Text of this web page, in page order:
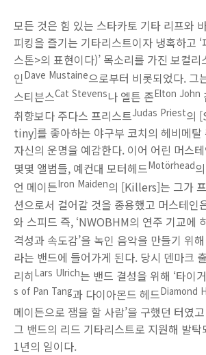
모든 것은 힘 있는 스타카토 기타 리프와
피킹을 즐기는 기타리스트이자 냉혹하고
스톤>의 표현이다)’ 목소리를 가진 보컬
인Dave Mustaine으로부터 비롯되었다. 그
스티븐스Cat Stevens나 엘튼 존Elton John
취향보다 주다스 프리스트Judas Priest의
tiny]를 좋아하는 야구부 코치의 헤비메탈
자신의 운명을 예감한다. 이어 어린 머스
몇몇 앨범들, 예컨대 모터헤드Motörhead
언 메이든Iron Maiden의 [Killers]는 그가
션으로서 걸어갈 것을 종용했고 머스테인
와 스피드 즉, ‘NWOBHM의 연주 기교에
격성과 속도감’을 녹인 음악을 만들기 위
라는 밴드에 들어가게 된다. 당시 덴마크
리히Lars Ulrich는 밴드 결성을 위해 ‘타이
s of Pan Tang과 다이아몬드 헤드Diamond
메이든으로 잼을 할 사람’을 구했던 터였
그 밴드의 리드 기타리스트로 지원해 발
1년의 일이다.